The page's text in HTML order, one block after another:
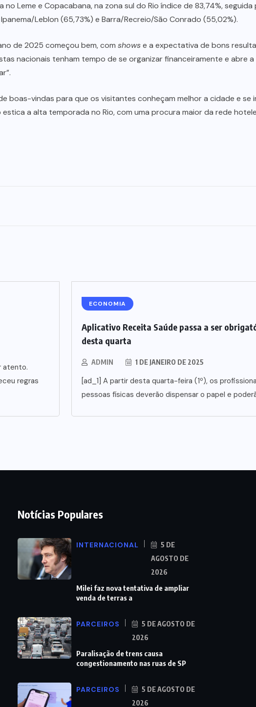
Leme e Copacabana, na zona sul do Rio índice de 83,74%,
Leblon (65,73%) e Barra/Recreio/São Conrado (55,02%).
de 2025 começou bem, com showse a expectativa de bons
nacionais tenham tempo de se organizar financeiramente e abre
boas-vindas para que os visitantes conheçam melhor a cidade e se
a alta temporada no Rio, com uma procura maior da rede
atento.
regras
ECONOMIA
Aplicativo Receita Saúde passa a ser
desta quarta
ADMIN 1 DE JANEIRO DE 2025
[ad_1] A partir desta quarta-feira (1º), os
pessoas físicas deverão dispensar o papel e
Notícias Populares
INTERNACIONAL
5 DE
AGOSTO DE
2026
Milei faz nova tentativa de ampliar
venda de terras a
PARCEIROS
5 DE AGOSTO DE
2026
Paralisação de trens causa
congestionamento nas ruas de SP
PARCEIROS
5 DE AGOSTO DE
2026